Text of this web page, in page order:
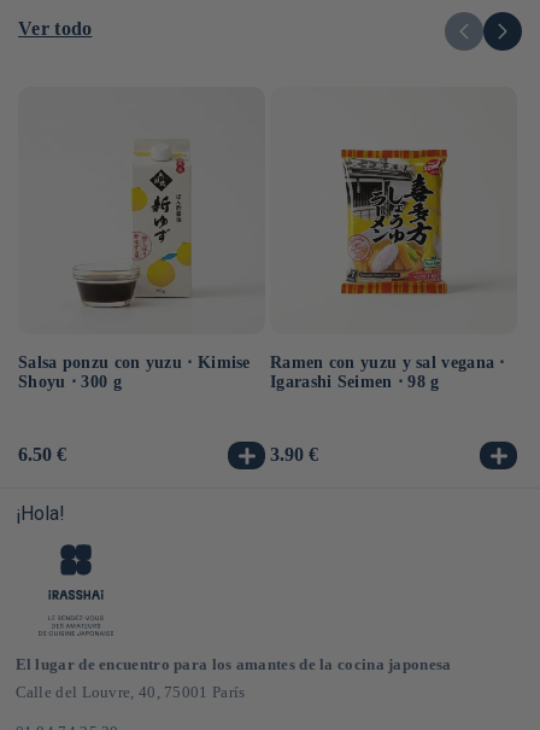
Ver todo
Salsa ponzu con yuzu ⋅ Kimise
Shoyu ⋅ 300 g
Precio
6.50 €
Ramen con yuzu y sal vegana ⋅
Igarashi Seimen ⋅ 98 g
Precio
3.90 €
¡Hola!
El lugar de encuentro para los amantes de la cocina japonesa
Calle del Louvre, 40, 75001 París